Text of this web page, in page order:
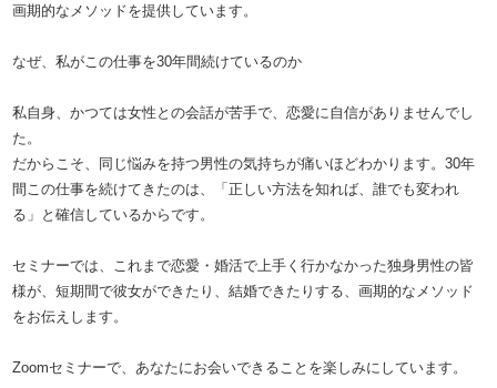
画期的なメソッドを提供しています。
なぜ、私がこの仕事を30年間続けているのか
私自身、かつては女性との会話が苦手で、恋愛に自信がありませんでし
た。
だからこそ、同じ悩みを持つ男性の気持ちが痛いほどわかります。30年
間この仕事を続けてきたのは、「正しい方法を知れば、誰でも変われ
る」と確信しているからです。
セミナーでは、これまで恋愛・婚活で上手く行かなかった独身男性の皆
様が、短期間で彼女ができたり、結婚できたりする、画期的なメソッド
をお伝えします。
Zoomセミナーで、あなたにお会いできることを楽しみにしています。